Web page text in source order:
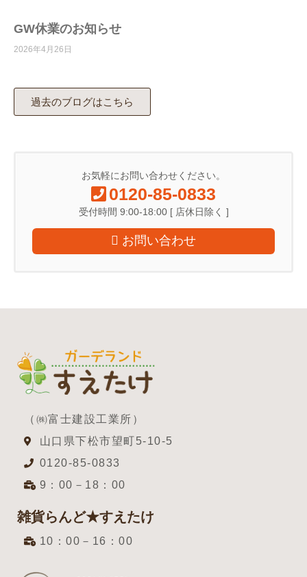
GW休業のお知らせ
2026年4月26日
過去のブログはこちら
お気軽にお問い合わせください。
0120-85-0833
受付時間 9:00-18:00 [ 店休日除く ]
お問い合わせ
（㈱富士建設工業所）
山口県下松市望町5-10-5
0120-85-0833
9：00－18：00
雑貨らんど★すえたけ
10：00－16：00